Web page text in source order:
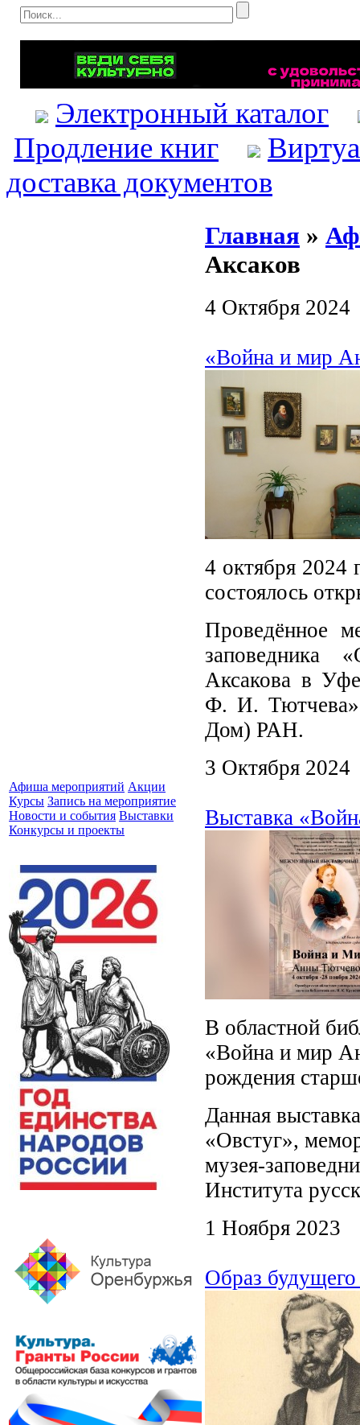
Электронный каталог
Продление книг
доставка документов
Афиша мероприятий Акции
Курсы Запись на мероприятие
Новости и события Выставки
Конкурсы и проекты
Главная »
Аксаков
4 Октября 2024
«Война и мир
4 октября 2024
состоялось
Проведённое
заповедника
Аксакова в
Ф. И.
Дом) РАН.
3 Октября 2024
Выставка
В областной
«Война и мир
рождения
Данная
«Овстуг»,
музея-
Института
1 Ноября 2023
Образ будущего